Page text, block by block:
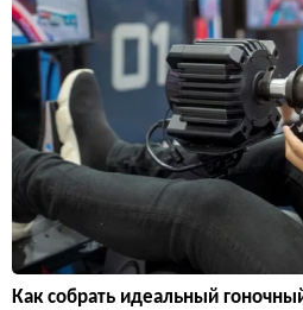
Как собрать идеальный